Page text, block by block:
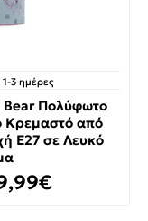
3 ημέρες
Bear Πολύφωτο
Κρεμαστό από
E27 σε Λευκό